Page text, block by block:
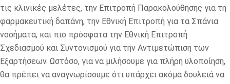
τις κλινικές μελέτες, την Επιτροπή Παρακολούθησης για τη
φαρμακευτική δαπάνη, την Εθνική Επιτροπή για τα Σπάνια
νοσήματα, και πιο πρόσφατα την Εθνική Επιτροπή
Σχεδιασμού και Συντονισμού για την Αντιμετώπιση των
Εξαρτήσεων. Ωστόσο, για να μιλήσουμε για πλήρη υλοποίηση,
θα πρέπει να αναγνωρίσουμε ότι υπάρχει ακόμα δουλειά να